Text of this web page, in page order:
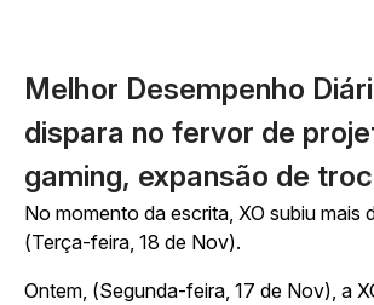
Melhor Desempenho
dispara no fervor de
gaming, expansão de
No momento da escrita, XO subiu mais
(Terça-feira, 18 de Nov).
Ontem, (Segunda-feira, 17 de Nov), a